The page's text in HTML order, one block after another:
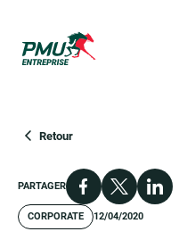
Retour
CORPORATE 12/04/2020
PARTAGER Facebook
X